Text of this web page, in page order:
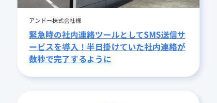
アンドー株式会社様
緊急時の社内連絡ツールとしてSMS送信サ
ービスを導入！半日掛けていた社内連絡が
数秒で完了するように